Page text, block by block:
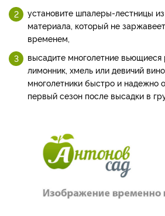
установите шпалеры-лестницы из
материала, который не
временем,
высадите многолетние вьющиеся
лимонник, хмель или девичий
многолетники быстро и надежно
первый сезон после высадки в